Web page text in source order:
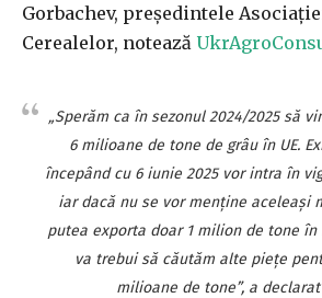
Gorbachev, președintele
Cerealelor, notează
„Sperăm ca în sezonul 2024/2025 să
6 milioane de tone de grâu în UE.
începând cu 6 iunie 2025 vor intra în
iar dacă nu se vor menține aceleași
putea exporta doar 1 milion de tone în
va trebui să căutăm alte piețe
milioane de tone”, a